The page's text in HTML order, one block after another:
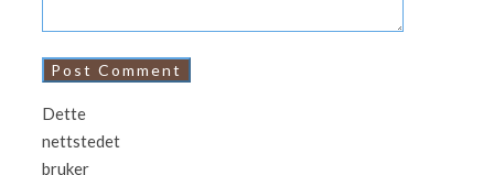
Dette
nettstedet
bruker